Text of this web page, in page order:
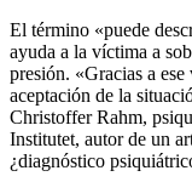
El término «puede
ayuda a la víctima a
presión. «Gracias a
aceptación de la
Christoffer Rahm,
Institutet, autor de un
¿diagnóstico